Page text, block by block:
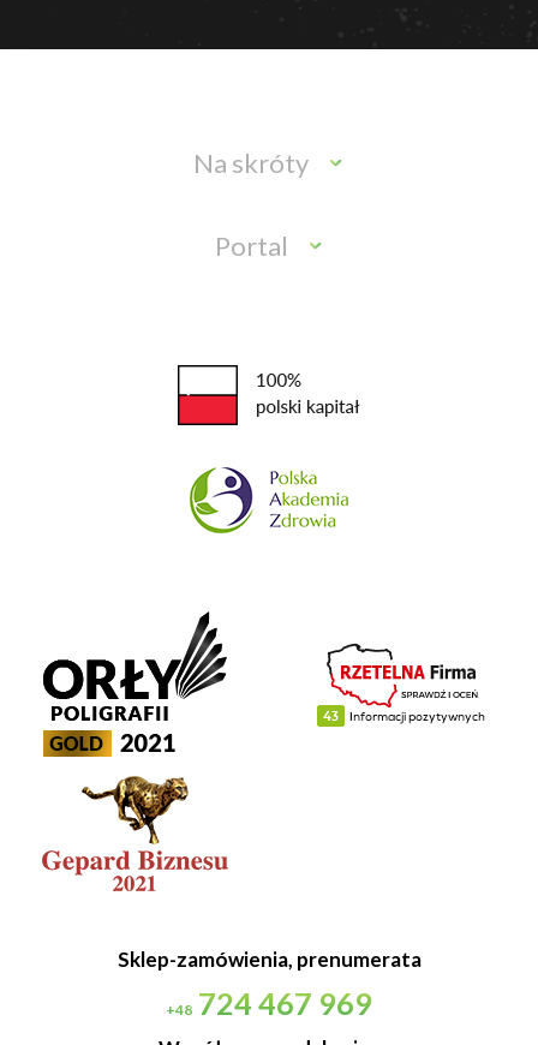
Na skróty
Portal
Sklep-zamówienia, prenumerata
+48 724 467 969